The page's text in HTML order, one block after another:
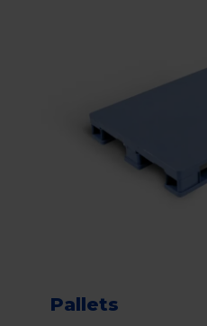
Pallets